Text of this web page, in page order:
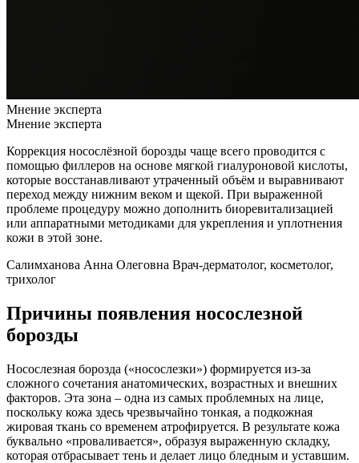
Мнение эксперта
Мнение эксперта
Коррекция носослёзной борозды чаще всего проводится с
помощью филлеров на основе мягкой гиалуроновой кислоты,
которые восстанавливают утраченный объём и выравнивают
переход между нижним веком и щекой. При выраженной
проблеме процедуру можно дополнить биоревитализацией
или аппаратными методиками для укрепления и уплотнения
кожи в этой зоне.
Салимханова Анна Олеговна Врач-дерматолог, косметолог,
трихолог
Причины появления носослезной
борозды
Носослезная борозда («носослезки») формируется из-за
сложного сочетания анатомических, возрастных и внешних
факторов. Эта зона – одна из самых проблемных на лице,
поскольку кожа здесь чрезвычайно тонкая, а подкожная
жировая ткань со временем атрофируется. В результате кожа
буквально «проваливается», образуя выраженную складку,
которая отбрасывает тень и делает лицо бледным и уставшим.